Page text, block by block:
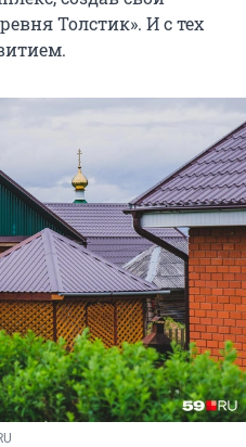
Толстик». И с тех